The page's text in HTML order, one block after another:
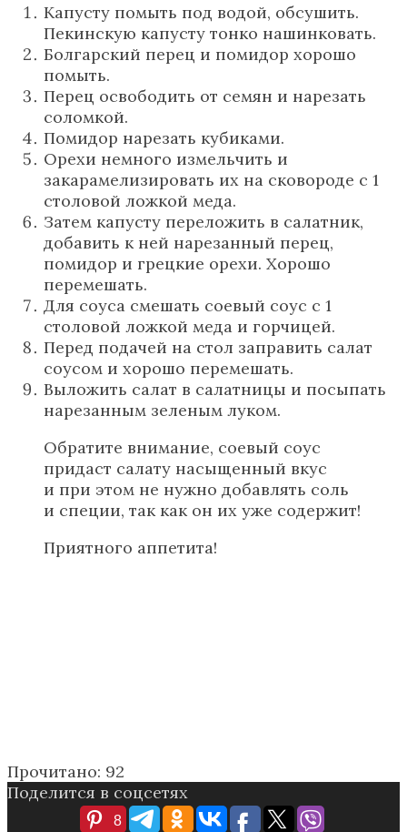
Капусту помыть под водой, обсушить.
Пекинскую капусту тонко нашинковать.
Болгарский перец и помидор хорошо
помыть.
Перец освободить от семян и нарезать
соломкой.
Помидор нарезать кубиками.
Орехи немного измельчить и
закарамелизировать их на сковороде с 1
столовой ложкой меда.
Затем капусту переложить в салатник,
добавить к ней нарезанный перец,
помидор и грецкие орехи. Хорошо
перемешать.
Для соуса смешать соевый соус с 1
столовой ложкой меда и горчицей.
Перед подачей на стол заправить салат
соусом и хорошо перемешать.
Выложить салат в салатницы и посыпать
нарезанным зеленым луком.
Обратите внимание, соевый соус
придаст салату насыщенный вкус
и при этом не нужно добавлять соль
и специи, так как он их уже содержит!
Приятного аппетита!
Прочитано: 92
Поделится в соцсетях
8